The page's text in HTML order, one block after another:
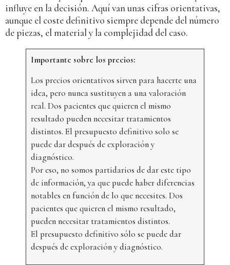
influye en la decisión. Aquí van unas cifras orientativas,
aunque el coste definitivo siempre depende del número
de piezas, el material y la complejidad del caso.
Importante sobre los precios:
Los precios orientativos sirven para hacerte una
idea, pero nunca sustituyen a una valoración
real. Dos pacientes que quieren el mismo
resultado pueden necesitar tratamientos
distintos. El presupuesto definitivo solo se
puede dar después de exploración y
diagnóstico.
Por eso, no somos partidarios de dar este tipo
de información, ya que puede haber diferencias
notables en función de lo que necesites. Dos
pacientes que quieren el mismo resultado,
pueden necesitar tratamientos distintos.
El presupuesto definitivo sólo se puede dar
después de exploración y diagnóstico.